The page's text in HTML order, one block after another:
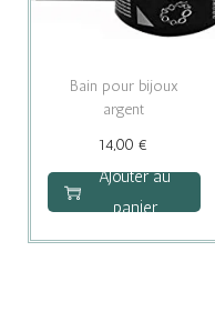
Bain pour bijoux
argent
14,00€
Ajouter au
panier